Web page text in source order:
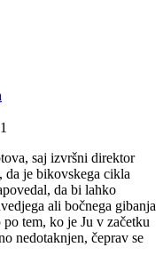
saj izvršni direktor
je bikovskega cikla
da bi lahko
ali bočnega gibanja
tem, ko je Ju v začetku
nedotaknjen, čeprav se